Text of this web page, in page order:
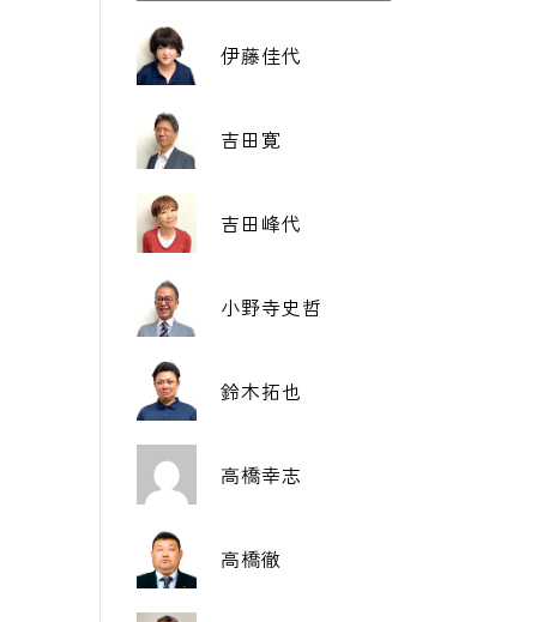
伊藤佳代
吉田寛
吉田峰代
小野寺史哲
鈴木拓也
高橋幸志
高橋徹